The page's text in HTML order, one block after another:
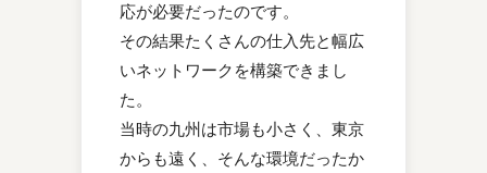
応が必要だったのです。
その結果たくさんの仕入先と幅広
いネットワークを構築できまし
た。
当時の九州は市場も小さく、東京
からも遠く、そんな環境だったか